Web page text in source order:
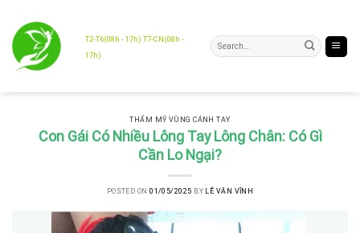
content
T2-T6(08h - 17h) T7-CN(08h -
17h)
THẨM MỸ VÙNG CÁNH TAY
Con Gái Có Nhiều Lông Tay Lông Chân: Có Gì
Cần Lo Ngại?
POSTED ON01/05/2025 BY LÊ VĂN VĨNH